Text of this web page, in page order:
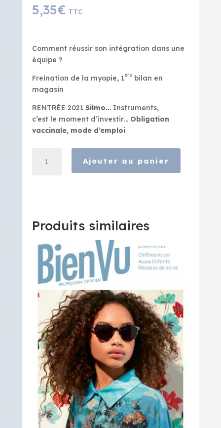
5,35€ TTC
Comment réussir son intégration dans une
équipe ?
Freination de la myopie, 1ers bilan en
magasin
RENTRÉE 2021 Silmo…Instruments,
c’est le moment d’investir… Obligation
vaccinale, mode d’emploi
2021
Ajouter au panier
Produits similaires